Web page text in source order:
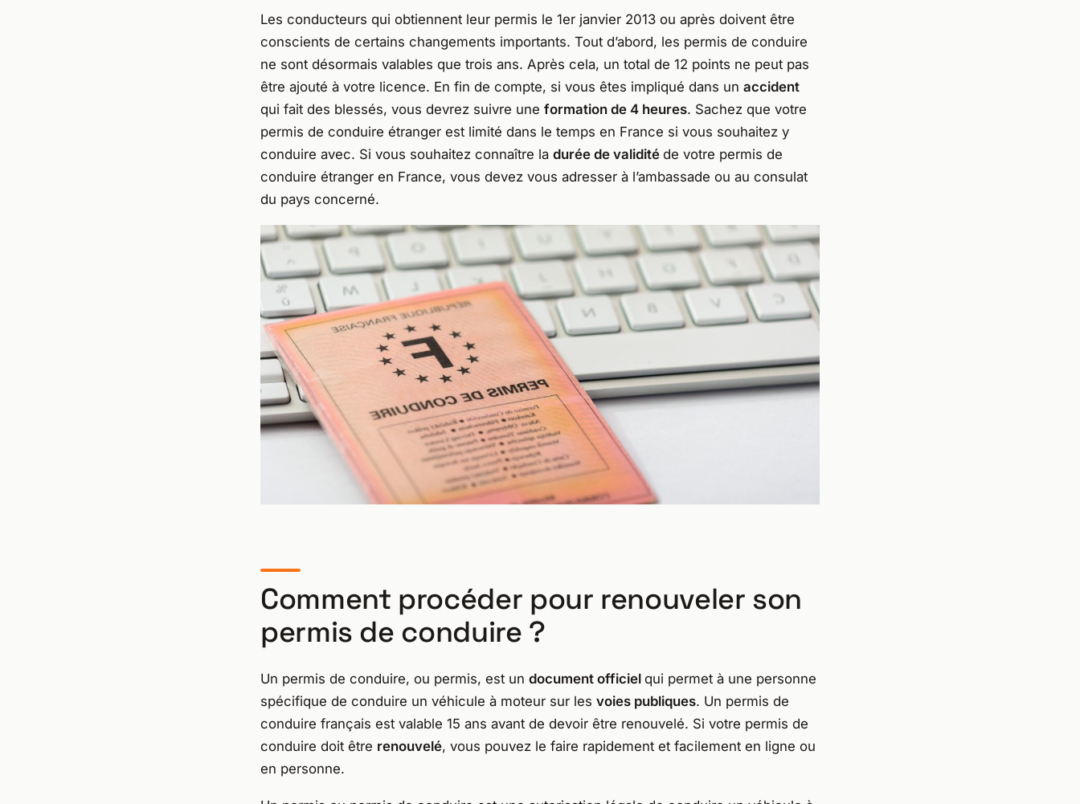
Les conducteurs qui obtiennent leur permis le 1er janvier 2013 ou après doivent être
conscients de certains changements importants. Tout d’abord, les permis de conduire
ne sont désormais valables que trois ans. Après cela, un total de 12 points ne peut pas
être ajouté à votre licence. En fin de compte, si vous êtes impliqué dans un accident
qui fait des blessés, vous devrez suivre une formation de 4 heures. Sachez que votre
permis de conduire étranger est limité dans le temps en France si vous souhaitez y
conduire avec. Si vous souhaitez connaître la durée de validité de votre permis de
conduire étranger en France, vous devez vous adresser à l’ambassade ou au consulat
du pays concerné.
Comment procéder pour renouveler son
permis de conduire ?
Un permis de conduire, ou permis, est un document officiel qui permet à une personne
spécifique de conduire un véhicule à moteur sur les voies publiques. Un permis de
conduire français est valable 15 ans avant de devoir être renouvelé. Si votre permis de
conduire doit être renouvelé, vous pouvez le faire rapidement et facilement en ligne ou
en personne.